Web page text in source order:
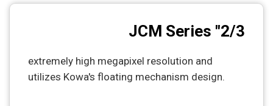
C-Mount Lenss
2/3" JCM Series
extremely high megapixel resolution and
utilizes Kowa's floating mechanism design.